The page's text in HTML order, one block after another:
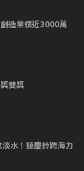
造業績近3000萬
雙獎
水！饒慶鈴跨海力